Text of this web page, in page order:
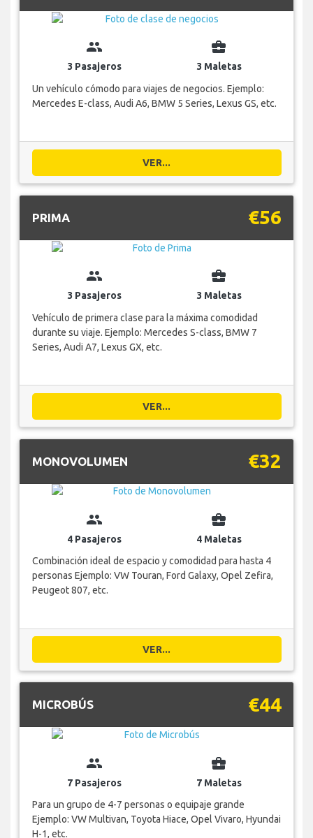
group
3 Pasajeros
business_center
3 Maletas
Un vehículo cómodo para viajes de negocios. Ejemplo:
Mercedes E-class, Audi A6, BMW 5 Series, Lexus GS, etc.
VER...
PRIMA €56
group
3 Pasajeros
business_center
3 Maletas
Vehículo de primera clase para la máxima comodidad
durante su viaje. Ejemplo: Mercedes S-class, BMW 7
Series, Audi A7, Lexus GX, etc.
VER...
MONOVOLUMEN €32
group
4 Pasajeros
business_center
4 Maletas
Combinación ideal de espacio y comodidad para hasta 4
personas Ejemplo: VW Touran, Ford Galaxy, Opel Zefira,
Peugeot 807, etc.
VER...
MICROBÚS €44
group
7 Pasajeros
business_center
7 Maletas
Para un grupo de 4-7 personas o equipaje grande
Ejemplo: VW Multivan, Toyota Hiace, Opel Vivaro, Hyundai
H-1, etc.